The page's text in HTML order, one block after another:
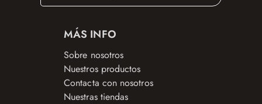
MÁS INFO
Sobre nosotros
Nuestros productos
Contacta con nosotros
Nuestras tiendas